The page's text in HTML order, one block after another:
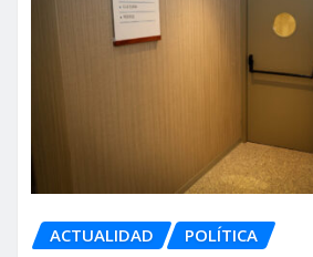
ACTUALIDAD POLÍTICA